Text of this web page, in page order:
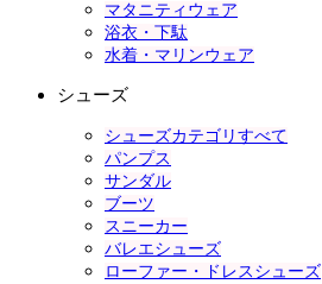
マタニティウェア
浴衣・下駄
水着・マリンウェア
シューズ
シューズカテゴリすべて
パンプス
サンダル
ブーツ
スニーカー
バレエシューズ
ローファー・ドレスシューズ